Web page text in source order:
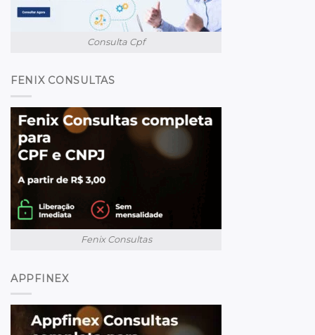
Consulta Cpf
FENIX CONSULTAS
Fenix Consultas
APPFINEX